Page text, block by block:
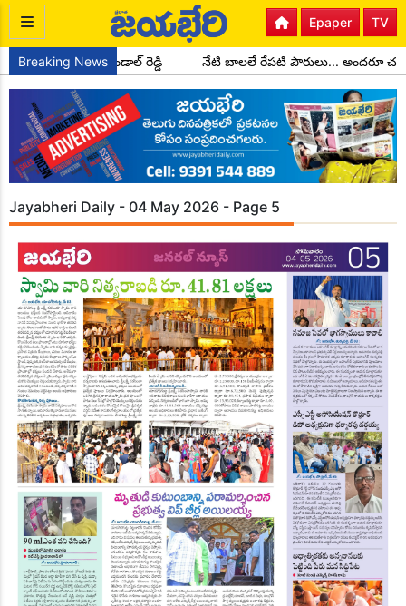
TV
Epaper
Breaking Newsచాడ కొండాల్ రెడ్డి నేటి బాలలే రేపటి పౌరులు... అందరూ
Jayabheri Daily - 04 May 2026 - Page 5